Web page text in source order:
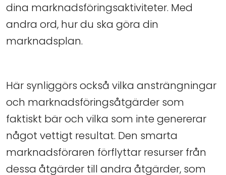
dina marknadsföringsaktiviteter. Med
andra ord, hur du ska göra din
marknadsplan.
Här synliggörs också vilka ansträngningar
och marknadsföringsåtgärder som
faktiskt bär och vilka som inte genererar
något vettigt resultat. Den smarta
marknadsföraren förflyttar resurser från
dessa åtgärder till andra åtgärder, som